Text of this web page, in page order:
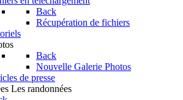
Back
Récupération de fichiers
Back
Nouvelle Galerie Photos
de presse
Les randonnées